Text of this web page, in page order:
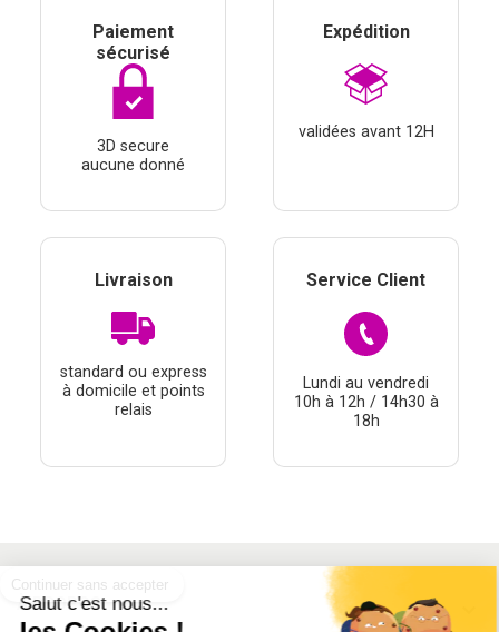
Paiement
sécurisé
3D secure
aucune donné
Expédition
validées avant 12H
Livraison
standard ou express
à domicile et points
relais
Service Client
Lundi au vendredi
10h à 12h / 14h30 à
18h
À PROPOS
Salut c'est nous...